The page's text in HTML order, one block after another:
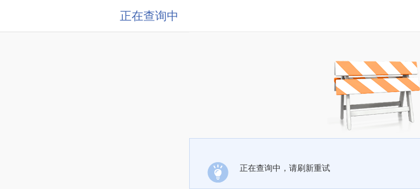
正在查询中
正在查询中，请刷新重试